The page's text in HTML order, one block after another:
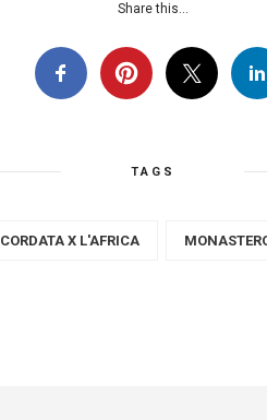
Share this...
TAGS
CORDATA X L'AFRICA